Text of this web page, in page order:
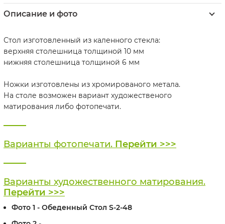
Описание и фото
Стол изготовленный из каленного стекла:
верхняя столешница толщиной 10 мм
нижняя столешница толщиной 6 мм
Ножки изготовлены из хромированого метала.
На столе возможен вариант художественого
матирования либо фотопечати.
Варианты фотопечати. Перейти >>>
Варианты художественного матирования.
Перейти >>>
Фото 1 - Обеденный Стол S-2-48